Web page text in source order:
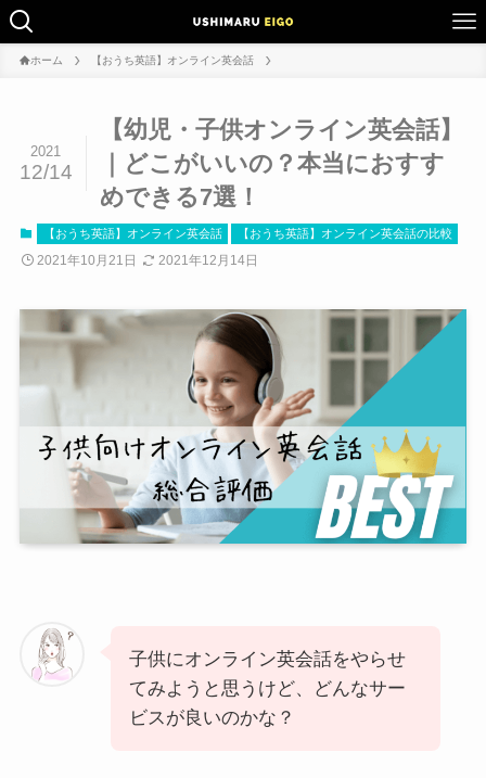
ホーム 【おうち英語】オンライン英会話
【幼児・子供オンライン英会話】
｜どこがいいの？本当におすす
めできる7選！
2021
12/14
【おうち英語】オンライン英会話 【おうち英語】オンライン英会話の比較
2021年10月21日 2021年12月14日
子供にオンライン英会話をやらせ
てみようと思うけど、どんなサー
ビスが良いのかな？